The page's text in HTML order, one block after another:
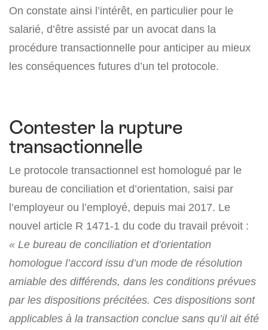
On constate ainsi l’intérêt, en particulier pour le
salarié, d’être assisté par un avocat dans la
procédure transactionnelle pour anticiper au mieux
les conséquences futures d’un tel protocole.
Contester la rupture
transactionnelle
Le protocole transactionnel est homologué par le
bureau de conciliation et d’orientation, saisi par
l’employeur ou l’employé, depuis mai 2017. Le
nouvel article R 1471-1 du code du travail prévoit :
« Le bureau de conciliation et d’orientation
homologue l’accord issu d’un mode de résolution
amiable des différends, dans les conditions prévues
par les dispositions précitées. Ces dispositions sont
applicables à la transaction conclue sans qu’il ait été